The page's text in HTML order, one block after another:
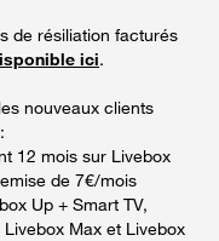
de résiliation facturés
ici.
nouveaux clients
12 mois sur Livebox
de 7€/mois
Up + Smart TV,
Max et Livebox